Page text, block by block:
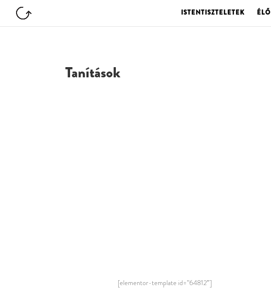
ISTENTISZTELETEK ÉLŐ
Tanítások
[elementor-template id=”64812″]